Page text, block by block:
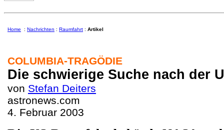
Home : Nachrichten : Raumfahrt : Artikel
COLUMBIA-TRAGÖDIE
Die schwierige Suche nach der
von Stefan Deiters
astronews.com
4. Februar 2003